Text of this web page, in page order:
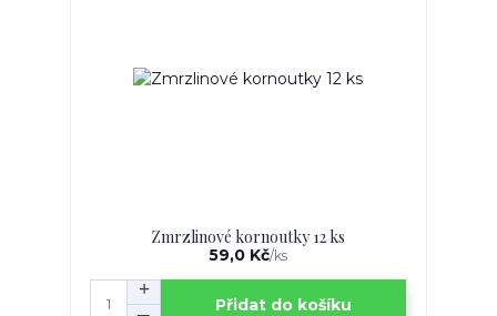
Zmrzlinové kornoutky 12 ks
59,0 Kč/ks
Přidat do košíku